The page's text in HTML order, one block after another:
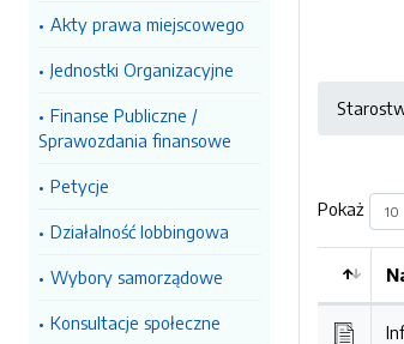
Akty prawa miejscowego
Jednostki Organizacyjne
Finanse Publiczne /
Sprawozdania finansowe
Petycje
Działalność lobbingowa
Wybory samorządowe
Konsultacje społeczne
Pokaż